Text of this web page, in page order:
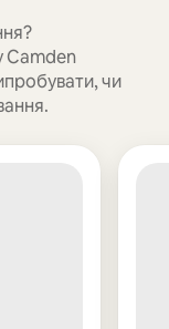
Camden
чи